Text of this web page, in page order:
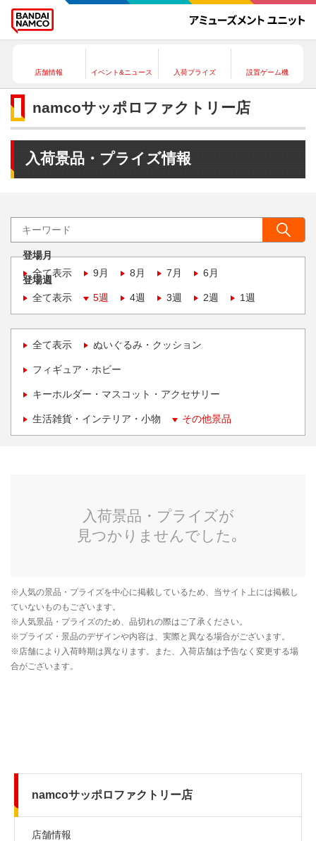
店舗情報 イベント&ニュース 入荷プライズ 設置ゲーム機
namcoサッポロファクトリー店
入荷景品・プライズ情報
登場月
全て表示
9月 8月 7月 6月
登場週
全て表示
5週 4週 3週 2週 1週
全て表示 ぬいぐるみ・クッション
フィギュア・ホビー
キーホルダー・マスコット・アクセサリー
生活雑貨・インテリア・小物 その他景品
namcoサッポロファクトリー店
店舗情報